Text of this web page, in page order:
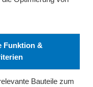
Funktion &
Bauteile zum